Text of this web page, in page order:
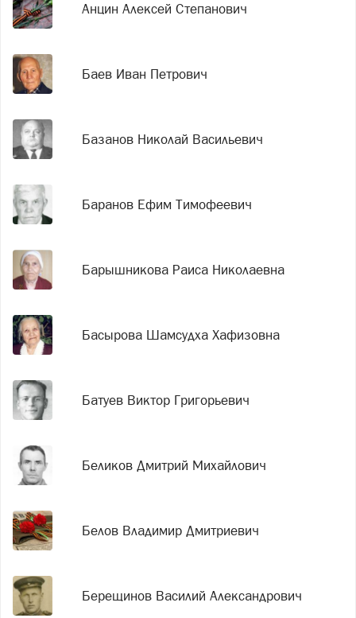
Анцин Алексей Степанович
Баев Иван Петрович
Базанов Николай Васильевич
Баранов Ефим Тимофеевич
Барышникова Раиса Николаевна
Басырова Шамсудха Хафизовна
Батуев Виктор Григорьевич
Беликов Дмитрий Михайлович
Белов Владимир Дмитриевич
Берещинов Василий Александрович